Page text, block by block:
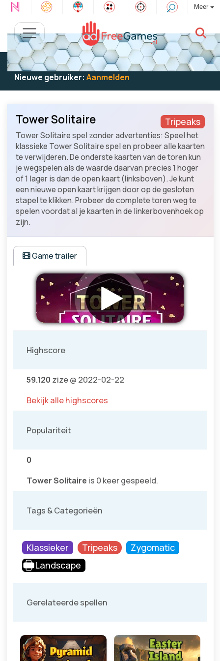
Meer
Bestaande gebruiker: Log in
om te spelen
Nieuwe gebruiker: Aanmelden
Tripeaks
Tower Solitaire
Tower Solitaire spel zonder advertenties: Speel het
klassieke Tower Solitaire spel en probeer alle kaarten
te verwijderen. De onderste kaarten van de toren kun
je wegspelen als de waarde daarvan precies 1 hoger
of 1 lager is dan de open kaart (linksboven). Je kunt
een nieuwe open kaart krijgen door op de gesloten
stapel te klikken. Probeer de complete toren weg te
spelen voordat al je kaarten in de linkerbovenhoek op
zijn.
Game trailer
Highscore
59.120 zize @ 2022-02-22
Bekijk alle highscores
Populariteit
0
Tower Solitaire is 0 keer gespeeld.
Tags & Categorieën
Klassieker Tripeaks
Zygomatic
Landscape
Gerelateerde spellen